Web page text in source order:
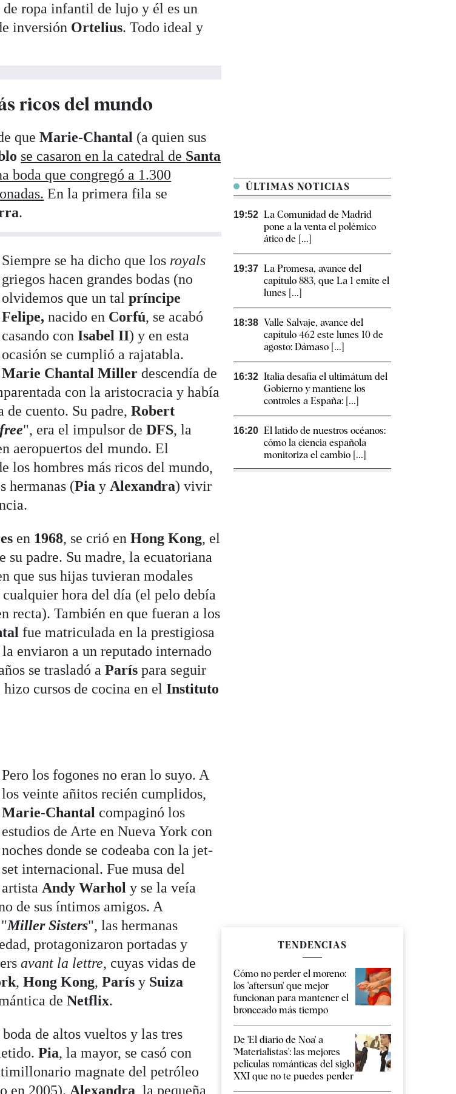
de ropa infantil de lujo y él es un
inversión Ortelius. Todo ideal y
ricos del mundo
queMarie-Chantal (a quien sus
se casaron en la catedral de Santa
boda que congregó a 1.300
En la primera fila se
.
Siempre se ha dicho que los royals
griegos hacen grandes bodas (no
olvidemos que un talpríncipe
Felipe, nacido en Corfú, se acabó
casando con Isabel II) y en esta
ocasión se cumplió a rajatabla.
Marie Chantal Miller descendía de
con la aristocracia y había
de cuento. Su padre,Robert
", era el impulsor deDFS, la
aeropuertos del mundo. El
los hombres más ricos del mundo,
hermanas (Pia y Alexandra) vivir
en 1968, se crió enHong Kong, el
su padre. Su madre, la ecuatoriana
que sus hijas tuvieran modales
hora del día (el pelo debía
recta). También en que fueran a los
fue matriculada en la prestigiosa
enviaron a un reputado internado
se trasladó aParíspara seguir
hizo cursos de cocina en elInstituto
Pero los fogones no eran lo suyo. A
los veinte añitos recién cumplidos,
Marie-Chantal compaginó los
estudios de Arte en Nueva York con
noches donde se codeaba con la jet-
set internacional. Fue musa del
artista Andy Warhol y se la veía
de sus íntimos amigos. A
Miller Sisters", las hermanas
protagonizaron portadas y
avant la lettre, cuyas vidas de
,Hong Kong,París y Suiza
deNetflix.
de altos vueltos y las tres
Pia, la mayor, se casó con
magnate del petróleo
en 2005). Alexandra , la pequeña,
ÚLTIMAS NOTICIAS
19:52 La Comunidad de Madrid
pone a la venta el polémico
ático de [...]
19:37 La Promesa, avance del
capítulo 883, que La 1 emite el
lunes [...]
18:38 Valle Salvaje, avance del
capítulo 462 este lunes 10 de
agosto: Dámaso [...]
16:32 Italia desafía el ultimátum del
Gobierno y mantiene los
controles a España: [...]
16:20 El latido de nuestros océanos:
cómo la ciencia española
monitoriza el cambio [...]
TENDENCIAS
Cómo no perder el moreno:
los 'aftersun' que mejor
funcionan para mantener el
bronceado más tiempo
De 'El diario de Noa' a
'Materialistas': las mejores
películas románticas del siglo
XXI que no te puedes perder